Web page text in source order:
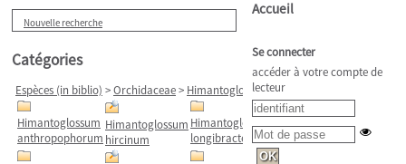
Nouvelle recherche
Catégories
Espèces (in biblio) >Orchidaceae> Himantoglossum
Himantoglossum
anthropophorum
Himantoglossum
hircinum
Himantoglossum
longibracteatum
Accueil
Se connecter
accéder à votre compte de
lecteur